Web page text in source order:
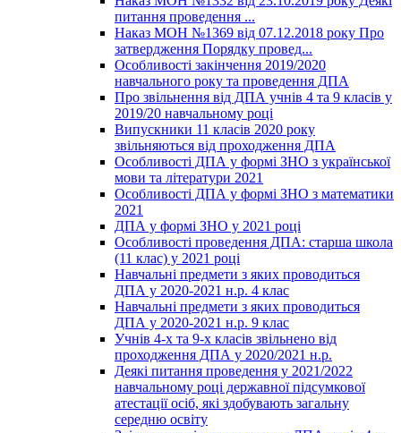
питання проведення ...
Наказ МОН №1369 від 07.12.2018 року Про
затвердження Порядку провед...
Особливості закінчення 2019/2020
навчального року та проведення ДПА
Про звільнення від ДПА учнів 4 та 9 класів у
2019/20 навчальному році
Випускники 11 класів 2020 року
звільняються від проходження ДПА
Особливості ДПА у формі ЗНО з української
мови та літератури 2021
Особливості ДПА у формі ЗНО з математики
2021
ДПА у формі ЗНО у 2021 році
Особливості проведення ДПА: старша школа
(11 клас) у 2021 році
Навчальні предмети з яких проводиться
ДПА у 2020-2021 н.р. 4 клас
Навчальні предмети з яких проводиться
ДПА у 2020-2021 н.р. 9 клас
Учнів 4-х та 9-х класів звільнено від
проходження ДПА у 2020/2021 н.р.
Деякі питання проведення у 2021/2022
навчальному році державної підсумкової
атестації осіб, які здобувають загальну
середню освіту